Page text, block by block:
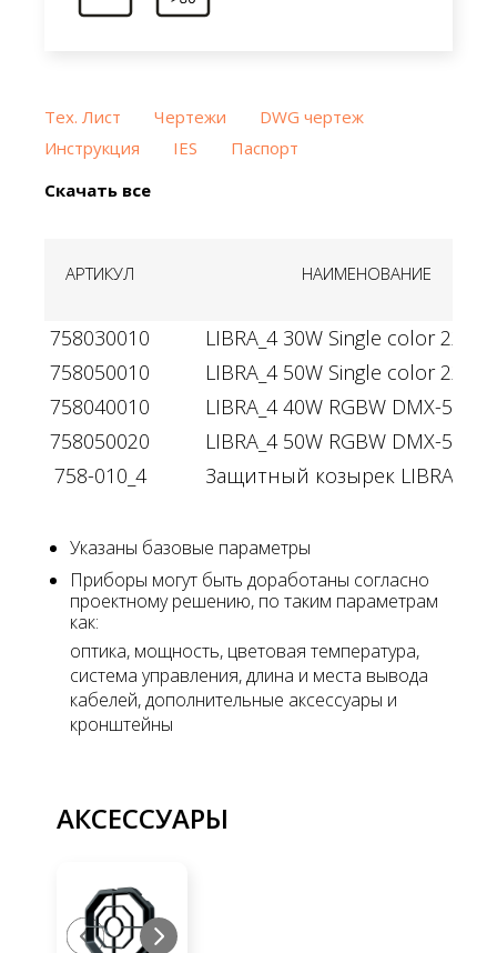
Тех. Лист Чертежи
DWG чертеж
Инструкция
IES
Паспорт
Скачать все
АРТИКУЛ НАИМЕНОВАНИЕ
758030010
LIBRA_4 30W Single color 220V
758050010
LIBRA_4 50W Single color 220V
758040010
LIBRA_4 40W RGBW DMX-512
758050020
LIBRA_4 50W RGBW DMX-512
758-010_4
Защитный козырек LIBRA_4
Указаны базовые параметры
Приборы могут быть доработаны согласно
проектному решению, по таким параметрам
как:
оптика, мощность, цветовая температура,
система управления, длина и места вывода
кабелей, дополнительные аксессуары и
кронштейны
АКСЕССУАРЫ